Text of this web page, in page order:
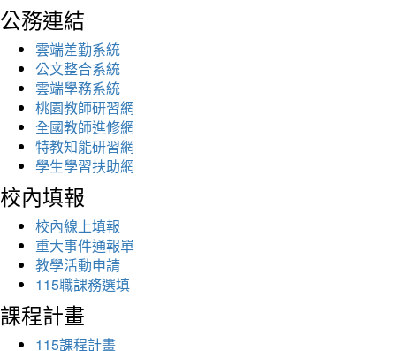
公務連結
雲端差勤系統
公文整合系統
雲端學務系統
桃園教師研習網
全國教師進修網
特教知能研習網
學生學習扶助網
校內填報
校內線上填報
重大事件通報單
教學活動申請
115職課務選填
課程計畫
115課程計畫